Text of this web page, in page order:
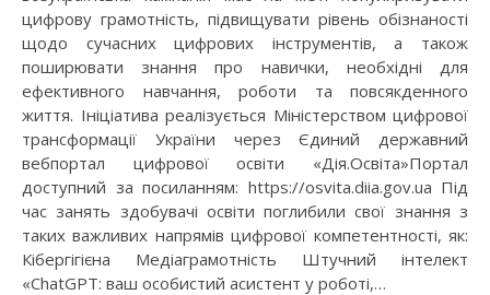
цифрову грамотність, підвищувати рівень обізнаності
щодо сучасних цифрових інструментів, а також
поширювати знання про навички, необхідні для
ефективного навчання, роботи та повсякденного
життя. Ініціатива реалізується Міністерством цифрової
трансформації України через Єдиний державний
вебпортал цифрової освіти «Дія.Освіта»Портал
доступний за посиланням: https://osvita.diia.gov.ua Під
час занять здобувачі освіти поглибили свої знання з
таких важливих напрямів цифрової компетентності, як:
Кібергігієна Медіаграмотність Штучний інтелект
«ChatGPT: ваш особистий асистент у роботі,…